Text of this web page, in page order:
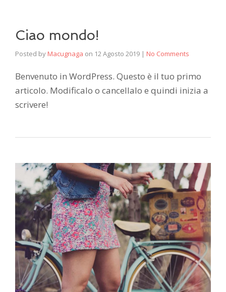
Ciao mondo!
Posted by Macugnaga on 12 Agosto 2019 | No Comments
Benvenuto in WordPress. Questo è il tuo primo
articolo. Modificalo o cancellalo e quindi inizia a
scrivere!